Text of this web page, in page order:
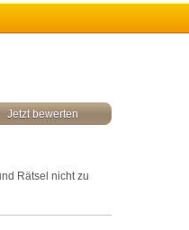
Jetzt bewerten
Rätsel nicht zu